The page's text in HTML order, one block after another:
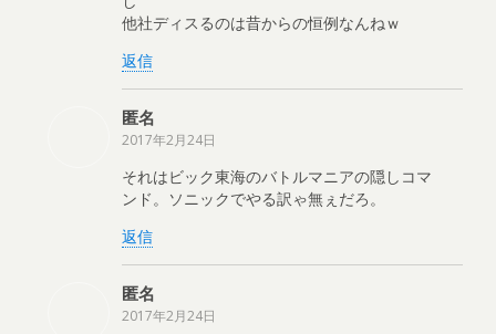
他社ディスるのは昔からの恒例なんねｗ
返信
匿名
2017年2月24日
それはビック東海のバトルマニアの隠しコマ
ンド。ソニックでやる訳ゃ無ぇだろ。
返信
匿名
2017年2月24日